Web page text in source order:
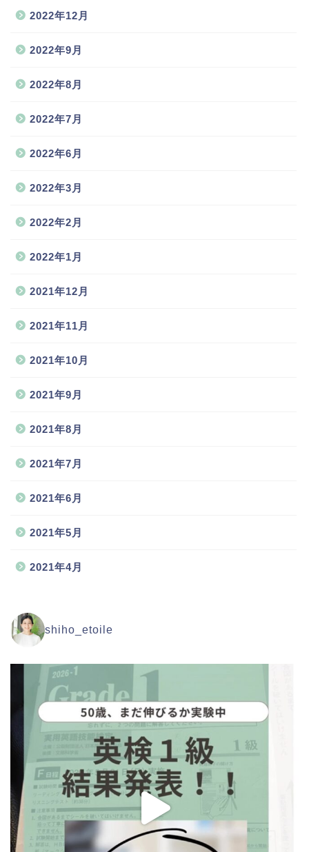
2022年12月
2022年9月
2022年8月
2022年7月
2022年6月
2022年3月
2022年2月
2022年1月
2021年12月
2021年11月
2021年10月
2021年9月
2021年8月
2021年7月
2021年6月
2021年5月
2021年4月
shiho_etoile